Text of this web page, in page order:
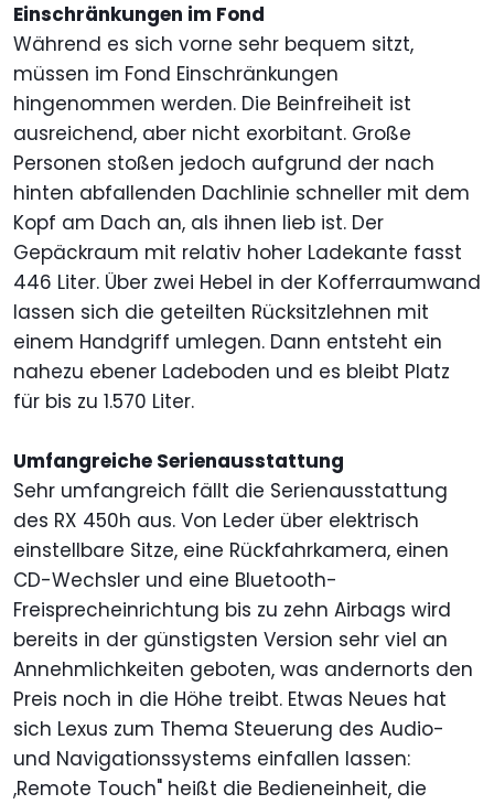
Einschränkungen im Fond
Während es sich vorne sehr bequem sitzt,
müssen im Fond Einschränkungen
hingenommen werden. Die Beinfreiheit ist
ausreichend, aber nicht exorbitant. Große
Personen stoßen jedoch aufgrund der nach
hinten abfallenden Dachlinie schneller mit dem
Kopf am Dach an, als ihnen lieb ist. Der
Gepäckraum mit relativ hoher Ladekante fasst
446 Liter. Über zwei Hebel in der Kofferraumwand
lassen sich die geteilten Rücksitzlehnen mit
einem Handgriff umlegen. Dann entsteht ein
nahezu ebener Ladeboden und es bleibt Platz
für bis zu 1.570 Liter.
Umfangreiche Serienausstattung
Sehr umfangreich fällt die Serienausstattung
des RX 450h aus. Von Leder über elektrisch
einstellbare Sitze, eine Rückfahrkamera, einen
CD-Wechsler und eine Bluetooth-
Freisprecheinrichtung bis zu zehn Airbags wird
bereits in der günstigsten Version sehr viel an
Annehmlichkeiten geboten, was andernorts den
Preis noch in die Höhe treibt. Etwas Neues hat
sich Lexus zum Thema Steuerung des Audio-
und Navigationssystems einfallen lassen:
,Remote Touch" heißt die Bedieneinheit, die